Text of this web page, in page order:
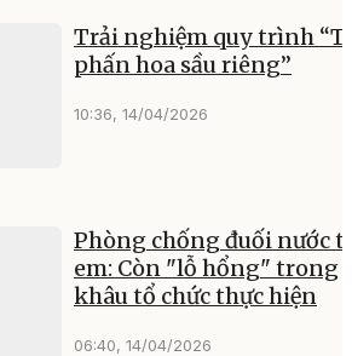
Trải nghiệm quy trình
phấn hoa sầu riêng”
10:36, 14/04/2026
Phòng chống đuối nước
em: Còn "lỗ hổng" trong
khâu tổ chức thực hiện
06:40, 14/04/2026